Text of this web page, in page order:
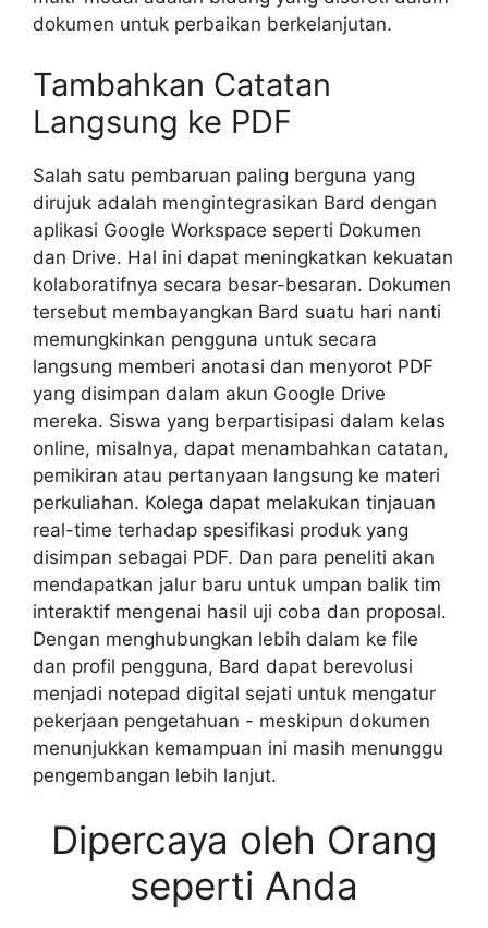
dokumen untuk perbaikan berkelanjutan.
Tambahkan Catatan
Langsung ke PDF
Salah satu pembaruan paling berguna yang
dirujuk adalah mengintegrasikan Bard dengan
aplikasi Google Workspace seperti Dokumen
dan Drive. Hal ini dapat meningkatkan kekuatan
kolaboratifnya secara besar-besaran. Dokumen
tersebut membayangkan Bard suatu hari nanti
memungkinkan pengguna untuk secara
langsung memberi anotasi dan menyorot PDF
yang disimpan dalam akun Google Drive
mereka. Siswa yang berpartisipasi dalam kelas
online, misalnya, dapat menambahkan catatan,
pemikiran atau pertanyaan langsung ke materi
perkuliahan. Kolega dapat melakukan tinjauan
real-time terhadap spesifikasi produk yang
disimpan sebagai PDF. Dan para peneliti akan
mendapatkan jalur baru untuk umpan balik tim
interaktif mengenai hasil uji coba dan proposal.
Dengan menghubungkan lebih dalam ke file
dan profil pengguna, Bard dapat berevolusi
menjadi notepad digital sejati untuk mengatur
pekerjaan pengetahuan - meskipun dokumen
menunjukkan kemampuan ini masih menunggu
pengembangan lebih lanjut.
Dipercaya oleh Orang
seperti Anda